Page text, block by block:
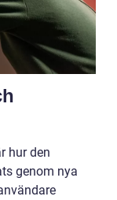
hur den
genom nya